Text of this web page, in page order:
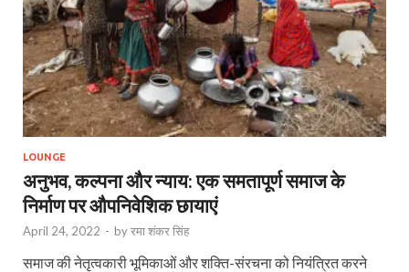
LOUNGE
अनुभव, कल्पना और न्याय: एक समतापूर्ण समाज के
निर्माण पर औपनिवेशिक छायाएं
April 24, 2022 - byरमा शंकर सिंह
समाज की नेतृत्वकारी भूमिकाओं और शक्ति-संरचना को नियंत्रित करने